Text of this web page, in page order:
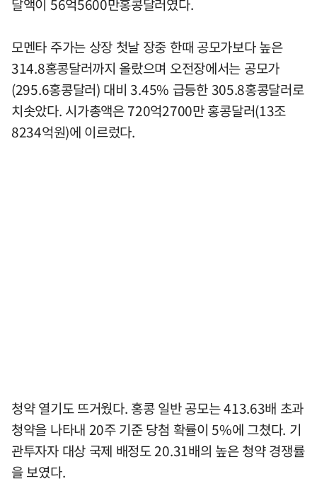
달액이 56억5600만홍콩달러였다.
모멘타 주가는 상장 첫날 장중 한때 공모가보다 높은
314.8홍콩달러까지 올랐으며 오전장에서는 공모가
(295.6홍콩달러) 대비 3.45% 급등한 305.8홍콩달러로
치솟았다. 시가총액은 720억2700만 홍콩달러(13조
8234억원)에 이르렀다.
청약 열기도 뜨거웠다. 홍콩 일반 공모는 413.63배 초과
청약을 나타내 20주 기준 당첨 확률이 5%에 그쳤다. 기
관투자자 대상 국제 배정도 20.31배의 높은 청약 경쟁률
을 보였다.